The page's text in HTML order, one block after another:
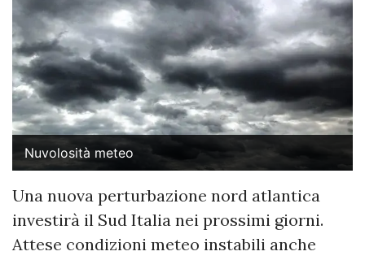
Nuvolosità meteo
Una nuova perturbazione nord atlantica
investirà il Sud Italia nei prossimi giorni.
Attese condizioni meteo instabili anche